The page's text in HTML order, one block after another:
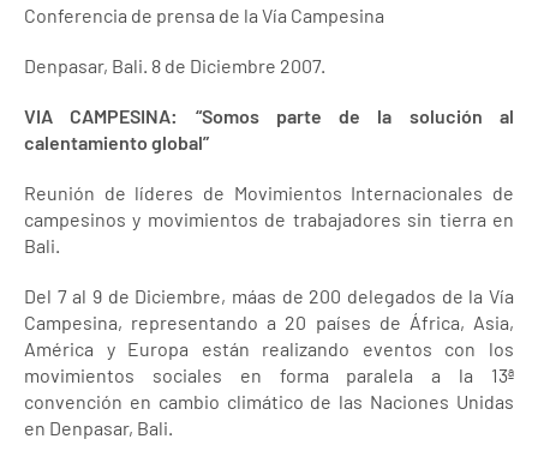
Conferencia de prensa de la Vía Campesina
Denpasar, Bali. 8 de Diciembre 2007.
VIA CAMPESINA: “Somos parte de la solución al
calentamiento global”
Reunión de líderes de Movimientos Internacionales de
campesinos y movimientos de trabajadores sin tierra en
Bali.
Del 7 al 9 de Diciembre, máas de 200 delegados de la Vía
Campesina, representando a 20 países de África, Asia,
América y Europa están realizando eventos con los
movimientos sociales en forma paralela a la 13ª
convención en cambio climático de las Naciones Unidas
en Denpasar, Bali.